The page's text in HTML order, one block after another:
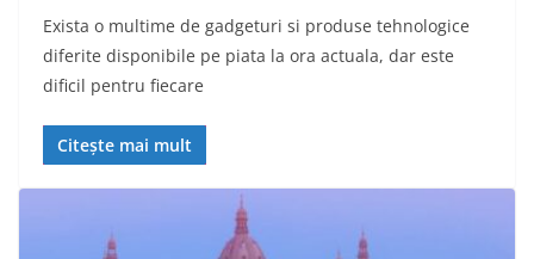
Exista o multime de gadgeturi si produse tehnologice
diferite disponibile pe piata la ora actuala, dar este
dificil pentru fiecare
Citește mai mult